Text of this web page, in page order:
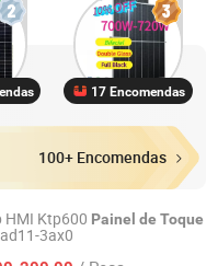
17 Encomendas
100+ Encomendas
HMI Ktp600 Painel de Toque
3ax0
Ltd.